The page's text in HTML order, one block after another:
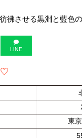
彿させる黒淵と藍色
LINE
東